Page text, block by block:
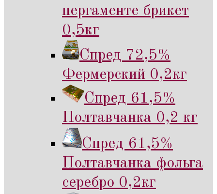
пергаменте брикет
0,5кг
Спред 72,5%
Фермерский 0,2кг
Спред 61,5%
Полтавчанка 0,2 кг
Спред 61,5%
Полтавчанка фольга
серебро 0,2кг